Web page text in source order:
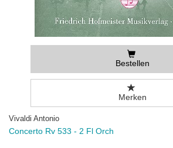
Bestellen
Merken
Vivaldi Antonio
Concerto Rv 533 - 2 Fl Orch